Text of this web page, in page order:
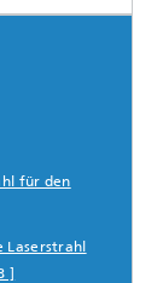
für den
Laserstrahl
]